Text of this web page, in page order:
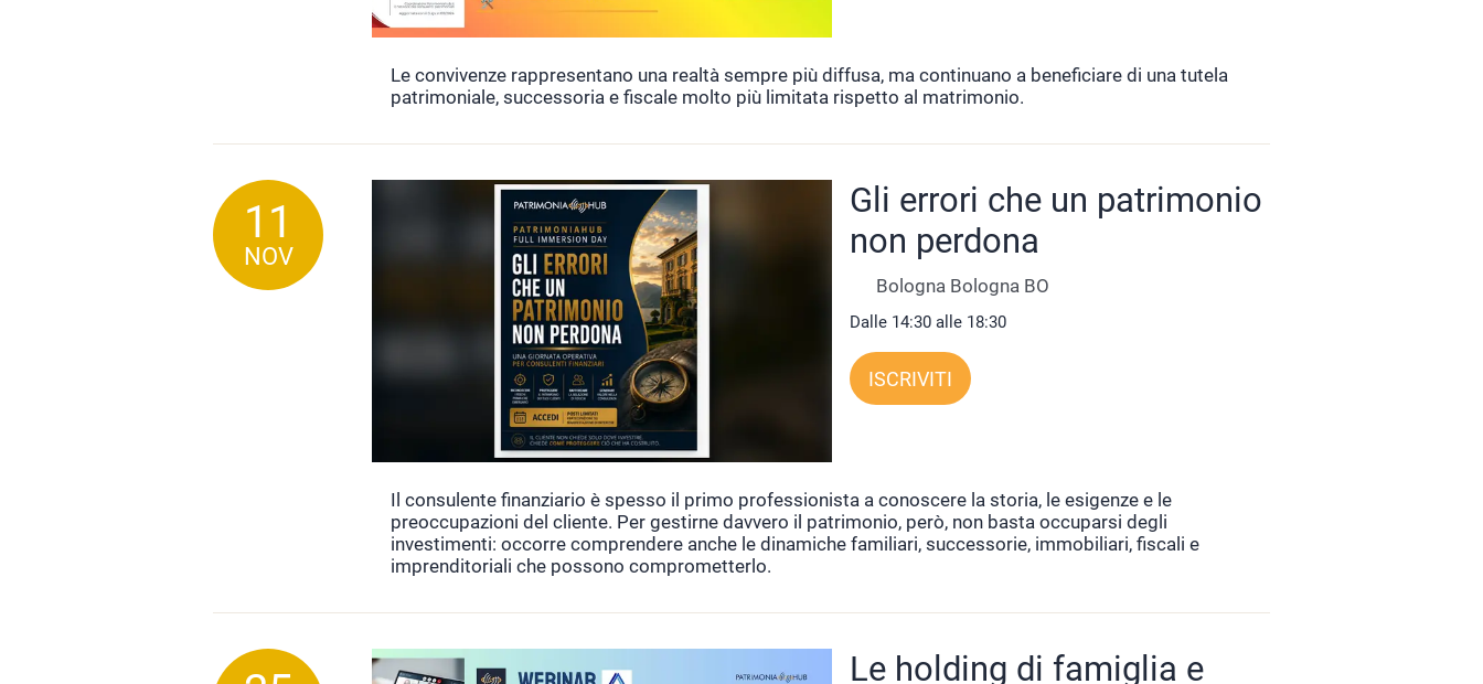
Le convivenze rappresentano una realtà sempre più diffusa, ma continuano a beneficiare di una tutela
patrimoniale, successoria e fiscale molto più limitata rispetto al matrimonio.
11
NOV
Gli errori che un patrimonio
non perdona
Bologna Bologna BO
Dalle 14:30 alle 18:30
ISCRIVITI
Il consulente finanziario è spesso il primo professionista a conoscere la storia, le esigenze e le
preoccupazioni del cliente. Per gestirne davvero il patrimonio, però, non basta occuparsi degli
investimenti: occorre comprendere anche le dinamiche familiari, successorie, immobiliari, fiscali e
imprenditoriali che possono comprometterlo.
Le holding di famiglia e